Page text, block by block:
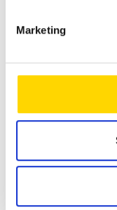
Marketing
Welk rijbewijs
de CLIFF 4×4
Kan ik de CLIFF
Niesmann
Hoeveel kost de